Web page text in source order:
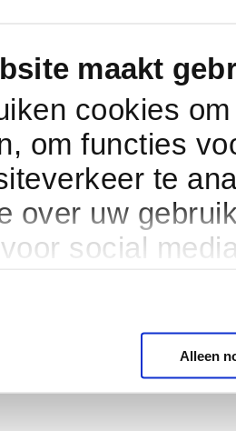
maakt
cookies
om functies
te
over uw
social
Alleen